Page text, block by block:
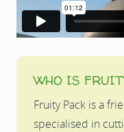
WHO IS
Fruity Pack is a
specialised in